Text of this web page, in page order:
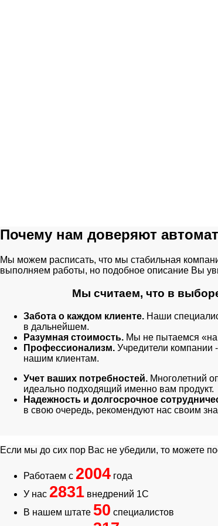
Почему нам доверяют
Мы можем расписать, что мы стабильная
выполняем работы, но подобное описание Вы
Мы считаем, что в
Забота о каждом клиенте. Наши
в дальнейшем.
Разумная стоимость. Мы не пытаемся «на
Профессионализм. Учредители компании
нашим клиентам.
Учет ваших потребностей. Многолетний
идеально подходящий именно вам продукт.
Надежность и долгосрочное
в свою очередь, рекомендуют нас своим
Если мы до сих пор Вас не убедили, то можете
Работаем с 2004 года
У нас 2831 внедрений 1С
В нашем штате 50 специалистов